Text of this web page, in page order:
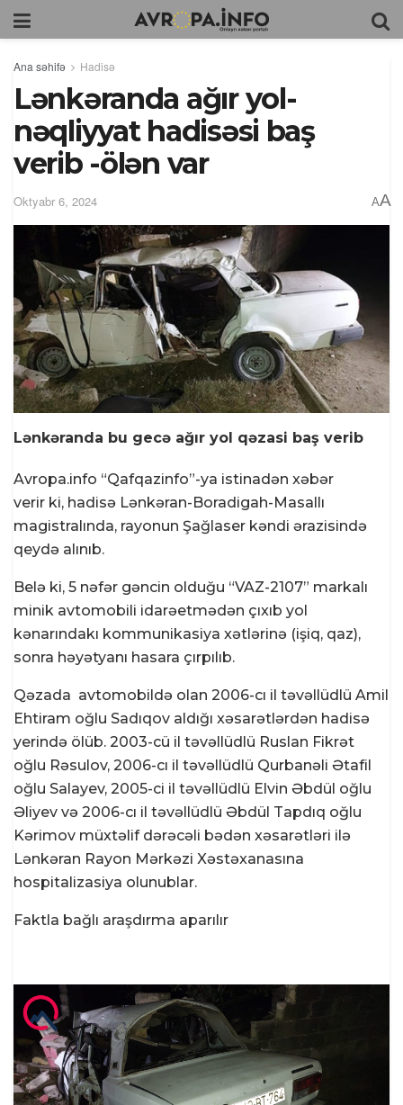
Ana səhifə Hadisə
Lənkəranda ağır yol-
nəqliyyat hadisəsi baş
verib -ölən var
Oktyabr 6, 2024 AA
Lənkəranda bu gecə ağır yol qəzasi baş verib
Avropa.info “Qafqazinfo”-ya istinadən xəbər
verir ki, hadisə Lənkəran-Boradigah-Masallı
magistralında, rayonun Şağlaser kəndi ərazisində
qeydə alınıb.
Belə ki, 5 nəfər gəncin olduğu “VAZ-2107” markalı
minik avtomobili idarəetmədən çıxıb yol
kənarındakı kommunikasiya xətlərinə (işiq, qaz),
sonra həyətyanı hasara çırpılıb.
Qəzada avtomobildə olan 2006-cı il təvəllüdlü Amil
Ehtiram oğlu Sadıqov aldığı xəsarətlərdən hadisə
yerində ölüb. 2003-cü il təvəllüdlü Ruslan Fikrət
oğlu Rəsulov, 2006-cı il təvəllüdlü Qurbanəli Ətafil
oğlu Salayev, 2005-ci il təvəllüdlü Elvin Əbdül oğlu
Əliyev və 2006-cı il təvəllüdlü Əbdül Tapdıq oğlu
Kərimov müxtəlif dərəcəli bədən xəsarətləri ilə
Lənkəran Rayon Mərkəzi Xəstəxanasına
hospitalizasiya olunublar.
Faktla bağlı araşdırma aparılır